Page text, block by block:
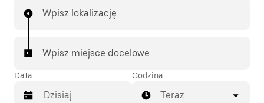
Wpisz lokalizację
Wpisz miejsce docelowe
Data Godzina
Teraz